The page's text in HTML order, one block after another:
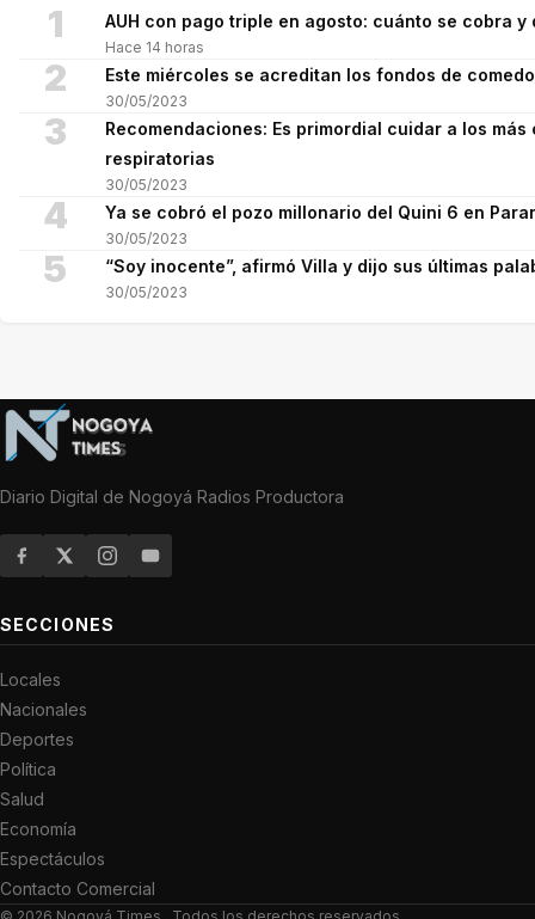
1 AUH con pago triple en agosto: cuánto se cobra
Hace 14 horas
2 Este miércoles se acreditan los fondos de
30/05/2023
3
Recomendaciones: Es primordial cuidar a los
respiratorias
30/05/2023
4 Ya se cobró el pozo millonario del Quini 6 en
30/05/2023
5 “Soy inocente”, afirmó Villa y dijo sus últimas
30/05/2023
Diario Digital de Nogoyá Radios Productora
SECCIONES
Locales
Nacionales
Deportes
Política
Salud
Economía
Espectáculos
Contacto Comercial